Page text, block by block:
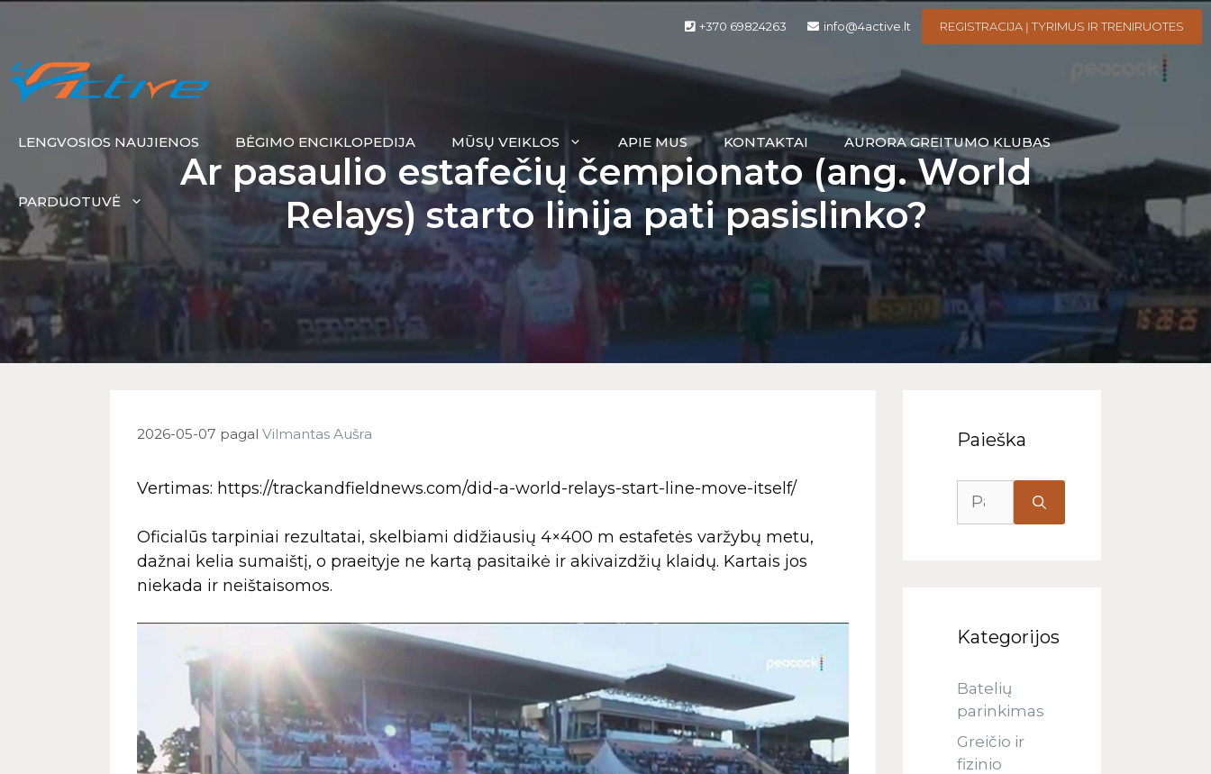
+370 69824263 info@4active.lt REGISTRACIJA Į TYRIMUS IR TRENIRUOTES
LENGVOSIOS NAUJIENOS BĖGIMO ENCIKLOPEDIJA MŪSŲ VEIKLOS APIE MUS KONTAKTAI AURORA GREITUMO KLUBAS
PARDUOTUVĖ
Ar pasaulio estafečių čempionato (ang. World
Relays) starto linija pati pasislinko?
2026-05-07 pagal Vilmantas Aušra
Vertimas: https://trackandfieldnews.com/did-a-world-relays-start-line-move-itself/
Oficialūs tarpiniai rezultatai, skelbiami didžiausių 4×400 m estafetės varžybų metu,
dažnai kelia sumaištį, o praeityje ne kartą pasitaikė ir akivaizdžių klaidų. Kartais jos
niekada ir neištaisomos.
Paieška
Kategorijos
Batelių
parinkimas
Greičio ir
fizinio